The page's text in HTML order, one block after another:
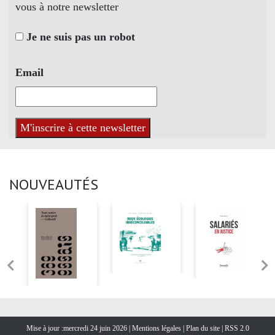
vous à notre newsletter
Je ne suis pas un robot
Email
NOUVEAUTÉS
Mise à jour :mercredi 24 juin 2026 | Mentions légales Plan du site RSS 2.0